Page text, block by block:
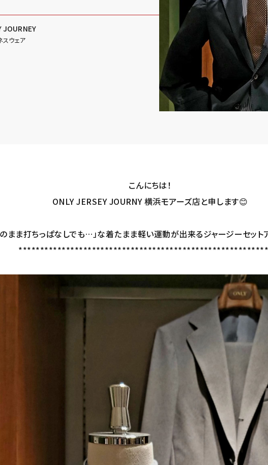
JOURNEY
スウェア
こんにちは！
ONLY JERSEY JOURNY 横浜モアーズ店と申します😊
まま打ちっぱなしでも…」な着たまま軽い運動が出来るジャージーセット